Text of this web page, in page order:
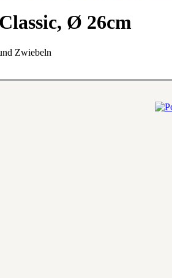
Ø 26cm
Zwiebeln